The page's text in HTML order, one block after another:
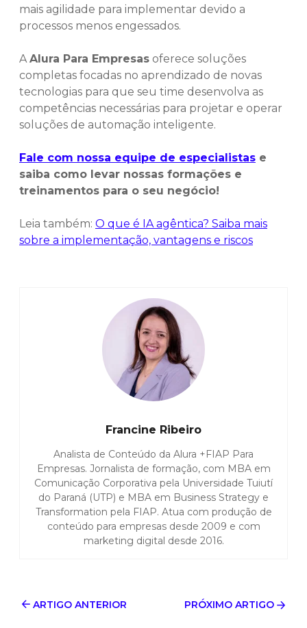
mais agilidade para implementar devido a
processos menos engessados.
A Alura Para Empresas oferece soluções
completas focadas no aprendizado de novas
tecnologias para que seu time desenvolva as
competências necessárias para projetar e operar
soluções de automação inteligente.
Fale com nossa equipe de especialistas e
saiba como levar nossas formações e
treinamentos para o seu negócio!
Leia também: O que é IA agêntica? Saiba mais
sobre a implementação, vantagens e riscos
Francine Ribeiro
Analista de Conteúdo da Alura +FIAP Para
Empresas. Jornalista de formação, com MBA em
Comunicação Corporativa pela Universidade Tuiutí
do Paraná (UTP) e MBA em Business Strategy e
Transformation pela FIAP. Atua com produção de
conteúdo para empresas desde 2009 e com
marketing digital desde 2016.
ARTIGO ANTERIOR PRÓXIMO ARTIGO